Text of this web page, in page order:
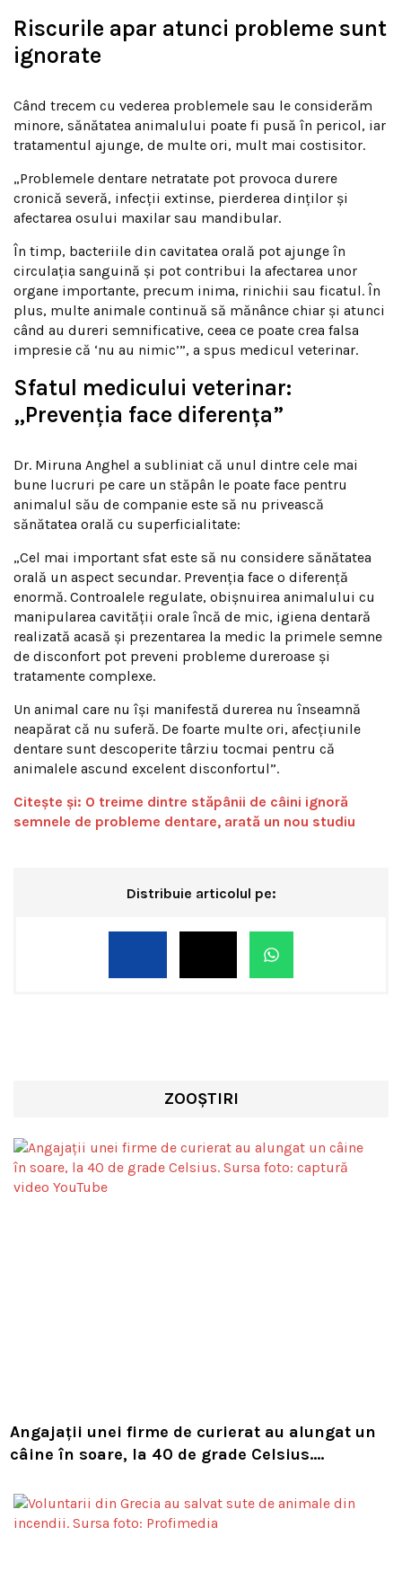
Riscurile apar atunci probleme sunt
ignorate
Când trecem cu vederea problemele sau le considerăm
minore, sănătatea animalului poate fi pusă în pericol, iar
tratamentul ajunge, de multe ori, mult mai costisitor.
„Problemele dentare netratate pot provoca durere
cronică severă, infecții extinse, pierderea dinților și
afectarea osului maxilar sau mandibular.
În timp, bacteriile din cavitatea orală pot ajunge în
circulația sanguină și pot contribui la afectarea unor
organe importante, precum inima, rinichii sau ficatul. În
plus, multe animale continuă să mănânce chiar și atunci
când au dureri semnificative, ceea ce poate crea falsa
impresie că ‘nu au nimic’”, a spus medicul veterinar.
Sfatul medicului veterinar:
„Prevenția face diferența”
Dr. Miruna Anghel a subliniat că unul dintre cele mai
bune lucruri pe care un stăpân le poate face pentru
animalul său de companie este să nu privească
sănătatea orală cu superficialitate:
„Cel mai important sfat este să nu considere sănătatea
orală un aspect secundar. Prevenția face o diferență
enormă. Controalele regulate, obișnuirea animalului cu
manipularea cavității orale încă de mic, igiena dentară
realizată acasă și prezentarea la medic la primele semne
de disconfort pot preveni probleme dureroase și
tratamente complexe.
Un animal care nu își manifestă durerea nu înseamnă
neapărat că nu suferă. De foarte multe ori, afecțiunile
dentare sunt descoperite târziu tocmai pentru că
animalele ascund excelent disconfortul”.
Citește și: O treime dintre stăpânii de câini ignoră
semnele de probleme dentare, arată un nou studiu
Distribuie articolul pe:
ZOOȘTIRI
Angajații unei firme de curierat au alungat un
câine în soare, la 40 de grade Celsius.